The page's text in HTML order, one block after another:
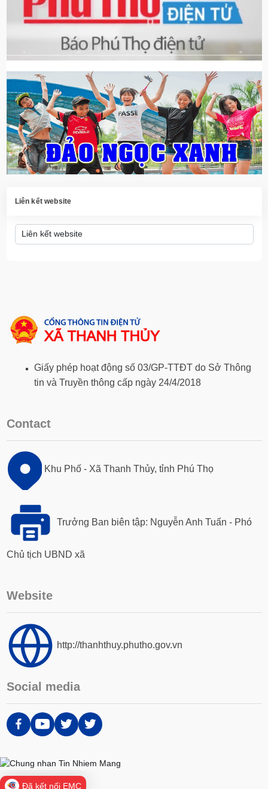
Liên kết website
Giấy phép hoạt động số 03/GP-TTĐT do Sở Thông
tin và Truyền thông cấp ngày 24/4/2018
Contact
Khu Phố - Xã Thanh Thủy, tỉnh Phú Thọ
Trưởng Ban biên tập: Nguyễn Anh Tuấn - Phó
Chủ tịch UBND xã
Website
http://thanhthuy.phutho.gov.vn
Social media
Đã kết nối EMC